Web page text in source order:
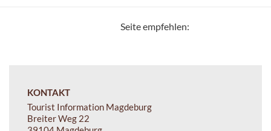
Seite empfehlen:
KONTAKT
Tourist Information Magdeburg
Breiter Weg 22